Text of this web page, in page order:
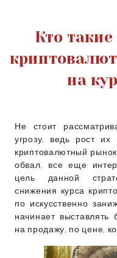
Кто
на
Не стоит
угрозу, ведь рост их
криптовалютный
обвал, все еще
цель данной
снижения курса
по искусственно
начинает
на продажу, по цене,